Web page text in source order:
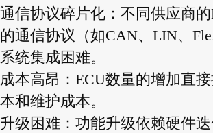
通信协议碎片化：不同供应商的
的通信协议（如CAN、LIN、
系统集成困难。
成本高昂：ECU数量的增加直
本和维护成本。
升级困难：功能升级依赖硬件